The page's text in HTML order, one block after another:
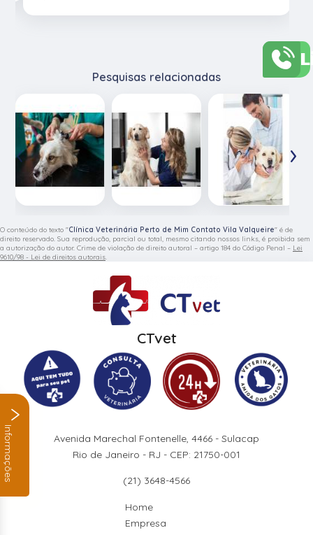
Pesquisas relacionadas
‹ ›
O conteúdo do texto "Clínica Veterinária Perto de Mim Contato Vila Valqueire" é de
direito reservado. Sua reprodução, parcial ou total, mesmo citando nossos links, é proibida sem
a autorização do autor. Crime de violação de direito autoral – artigo 184 do Código Penal – Lei
9610/98 - Lei de direitos autorais
CTvet
Avenida Marechal Fontenelle, 4466 - Sulacap
Rio de Janeiro - RJ - CEP: 21750-001
(21) 3648-4566
Home
Empresa
Informações